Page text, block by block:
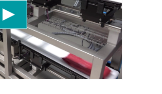
sobre sua atividade. Por
o serviço para assistir a